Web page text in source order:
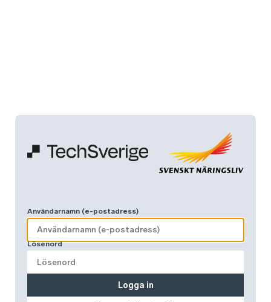
Användarnamn (e-postadress)
Lösenord
Logga in